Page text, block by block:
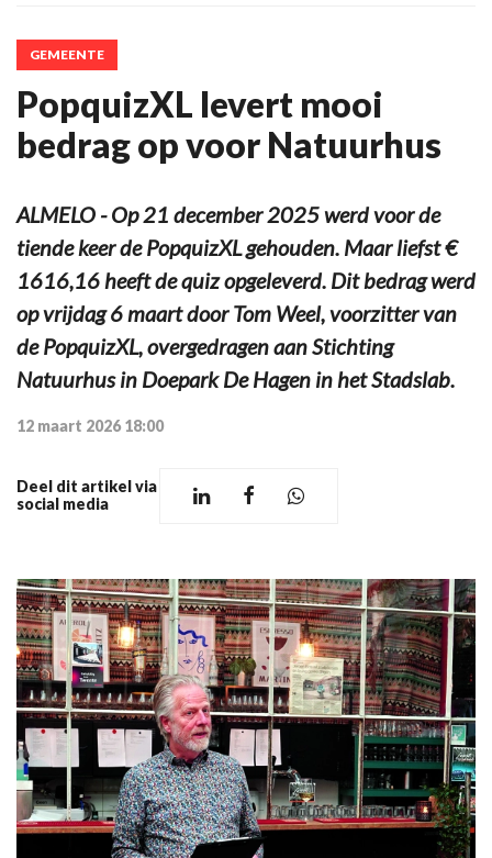
GEMEENTE
PopquizXL levert mooi
bedrag op voor Natuurhus
ALMELO - Op 21 december 2025 werd voor de
tiende keer de PopquizXL gehouden. Maar liefst €
1616,16 heeft de quiz opgeleverd. Dit bedrag werd
op vrijdag 6 maart door Tom Weel, voorzitter van
de PopquizXL, overgedragen aan Stichting
Natuurhus in Doepark De Hagen in het Stadslab.
12 maart 2026 18:00
Deel dit artikel via
social media